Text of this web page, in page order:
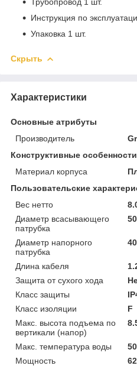
Инструкция по
Упаковка 1 шт.
Скрыть
Характеристики
Основные атрибуты
Производитель
Конструктивные особенности
Материал корпуса
Пользовательские
Вес нетто
Диаметр всасывающего
патрубка
Диаметр напорного
патрубка
Длина кабеля
Защита от сухого хода
Класс защиты
Класс изоляции
F
Макс. высота подъема по
вертикали (напор)
Макс. температура воды
Мощность